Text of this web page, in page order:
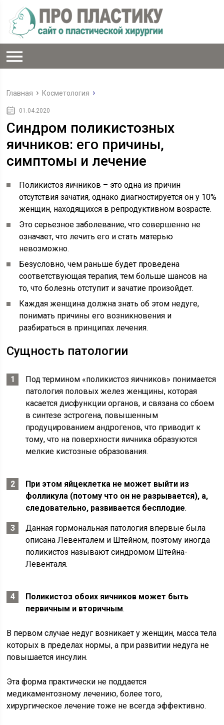
Главная Косметология
01.04.2020
Синдром поликистозных
яичников: его причины,
симптомы и лечение
Поликистоз яичников – это одна из причин
отсутствия зачатия, однако диагностируется он у 10%
женщин, находящихся в репродуктивном возрасте.
Это серьезное заболевание, что совершенно не
означает, что лечить его и стать матерью
невозможно.
Безусловно, чем раньше будет проведена
соответствующая терапия, тем больше шансов на
то, что болезнь отступит и зачатие произойдет.
Каждая женщина должна знать об этом недуге,
понимать причины его возникновения и
разбираться в принципах лечения.
Сущность патологии
Под термином «поликистоз яичников» понимается
патология половых желез женщины, которая
касается дисфункции органов, и связана со сбоем
в синтезе эстрогена, повышенным
продуцированием андрогенов, что приводит к
тому, что на поверхности яичника образуются
мелкие кистозные образования.
При этом яйцеклетка не может выйти из
фолликула (потому что он не разрывается), а,
следовательно, развивается бесплодие.
Данная гормональная патология впервые была
описана Левенталем и Штейном, поэтому иногда
поликистоз называют синдромом Штейна-
Левенталя.
Поликистоз обоих яичников может быть
первичным и вторичным.
В первом случае недуг возникает у женщин, масса тела
которых в пределах нормы, а при развитии недуга не
повышается инсулин.
Эта форма практически не поддается
медикаментозному лечению, более того,
хирургическое лечение тоже не всегда эффективно.